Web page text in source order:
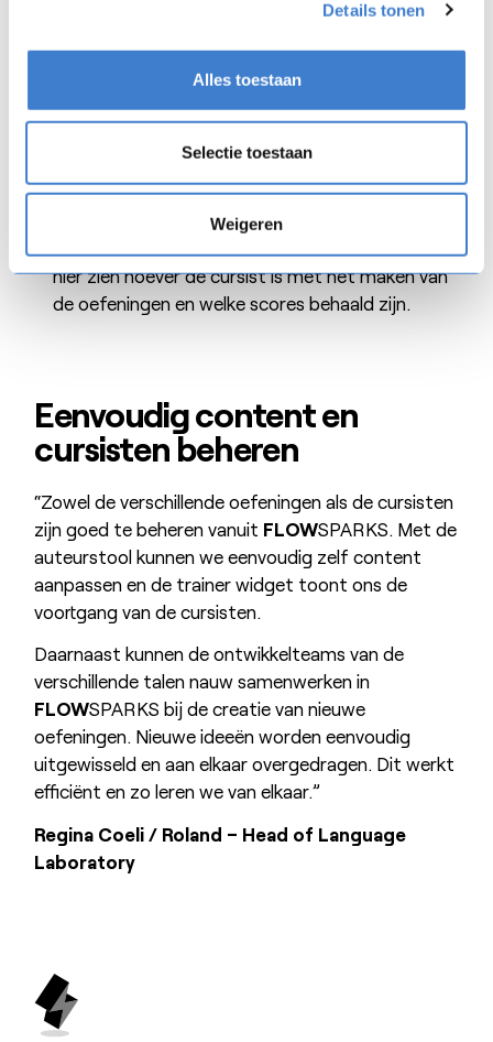
Details tonen
Alles toestaan
Selectie toestaan
Weigeren
moet leuk zijn om te doen en een positief gevoel
geven. MetSTORYWISE is de feedback op
gekozen antwoorden altijd positief en je leert bij
elk dilemma iets; ook als je het beste antwoord
Trainer widget: Met de trainer widget kunnen de
taaltrainers per cursist een leertraject
vormgeven met geschikte oefeningen die
hier zien hoever de cursist is met het maken van
de oefeningen en welke scores behaald zijn.
Eenvoudig content en
cursisten beheren
“Zowel de verschillende oefeningen als de cursisten
zijn goed te beheren vanuit FLOWSPARKS. Met de
auteurstool kunnen we eenvoudig zelf content
aanpassen en de trainer widget toont ons de
voortgang van de cursisten.
Daarnaast kunnen de ontwikkelteams van de
verschillende talen nauw samenwerken in
FLOWSPARKS bij de creatie van nieuwe
oefeningen. Nieuwe ideeën worden eenvoudig
uitgewisseld en aan elkaar overgedragen. Dit werkt
efficiënt en zo leren we van elkaar.”
Regina Coeli / Roland – Head of Language
Laboratory